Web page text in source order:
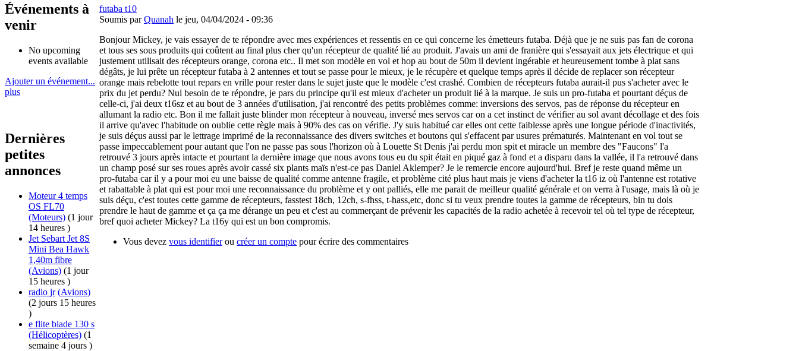
Événements à
venir
No upcoming
events available
Ajouter un événement...
plus
Dernières
petites
annonces
Moteur 4 temps
OS FL70
(Moteurs) (1 jour
14 heures )
Jet Sebart Jet 8S
Mini Bea Hawk
1,40m fibre
(Avions) (1 jour
15 heures )
radio jr (Avions)
(2 jours 15 heures
)
e flite blade 130 s
(Hélicoptères) (1
semaine 4 jours )
futaba t10
Soumis parQuanah le jeu, 04/04/2024 - 09:36
Bonjour Mickey, je vais essayer de te répondre avec mes expériences et ressentis en ce qui concerne les émetteurs futaba. Déjà que je ne suis pas fan de corona
et tous ses sous produits qui coûtent au final plus cher qu'un récepteur de qualité lié au produit. J'avais un ami de franière qui s'essayait aux jets électrique et qui
justement utilisait des récepteurs orange, corona etc.. Il met son modèle en vol et hop au bout de 50m il devient ingérable et heureusement tombe à plat sans
dégâts, je lui prête un récepteur futaba à 2 antennes et tout se passe pour le mieux, je le récupère et quelque temps après il décide de replacer son récepteur
orange mais rebelotte tout repars en vrille pour rester dans le sujet juste que le modèle c'est crashé. Combien de récepteurs futaba aurait-il pus s'acheter avec le
prix du jet perdu? Nul besoin de te répondre, je pars du principe qu'il est mieux d'acheter un produit lié à la marque. Je suis un pro-futaba et pourtant déçus de
celle-ci, j'ai deux t16sz et au bout de 3 années d'utilisation, j'ai rencontré des petits problèmes comme: inversions des servos, pas de réponse du récepteur en
allumant la radio etc. Bon il me fallait juste blinder mon récepteur à nouveau, inversé mes servos car on a cet instinct de vérifier au sol avant décollage et des fois
il arrive qu'avec l'habitude on oublie cette règle mais à 90% des cas on vérifie. J'y suis habitué car elles ont cette faiblesse après une longue période d'inactivités,
je suis déçus aussi par le lettrage imprimé de la reconnaissance des divers switches et boutons qui s'effacent par usures prématurés. Maintenant en vol tout se
passe impeccablement pour autant que l'on ne passe pas sous l'horizon où à Louette St Denis j'ai perdu mon spit et miracle un membre des "Faucons" l'a
retrouvé 3 jours après intacte et pourtant la dernière image que nous avons tous eu du spit était en piqué gaz à fond et a disparu dans la vallée, il l'a retrouvé dans
un champ posé sur ses roues après avoir cassé six plants maïs n'est-ce pas Daniel Aklemper? Je le remercie encore aujourd'hui. Bref je reste quand même un
pro-futaba car il y a pour moi eu une baisse de qualité comme antenne fragile, et problème cité plus haut mais je viens d'acheter la t16 iz où l'antenne est rotative
et rabattable à plat qui est pour moi une reconnaissance du problème et y ont palliés, elle me parait de meilleur qualité générale et on verra à l'usage, mais là où je
suis déçu, c'est toutes cette gamme de récepteurs, fasstest 18ch, 12ch, s-fhss, t-hass,etc, donc si tu veux prendre toutes la gamme de récepteurs, bin tu dois
prendre le haut de gamme et ça ça me dérange un peu et c'est au commerçant de prévenir les capacités de la radio achetée à recevoir tel où tel type de récepteur,
bref quoi acheter Mickey? La t16y qui est un bon compromis.
Vous devez vous identifierou créer un compte pour écrire des commentaires